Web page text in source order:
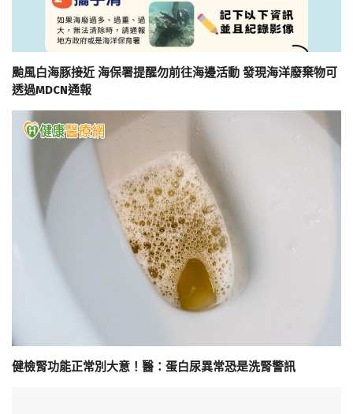
颱風白海豚接近 海保署提醒勿前往海邊活動 發現海洋廢棄物可
透過MDCN通報
健檢腎功能正常別大意！醫：蛋白尿異常恐是洗腎警訊